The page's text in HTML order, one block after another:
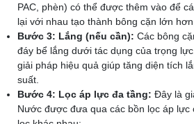
PAC, phèn) có thể được thêm vào để
lại với nhau tạo thành bông cặn lớn
Bước 3: Lắng (nếu cần): Các bông
đáy bể lắng dưới tác dụng của trọng
giải pháp hiệu quả giúp tăng diện tích
suất.
Bước 4: Lọc áp lực đa tầng: Đây là
Nước được đưa qua các bồn lọc áp lực